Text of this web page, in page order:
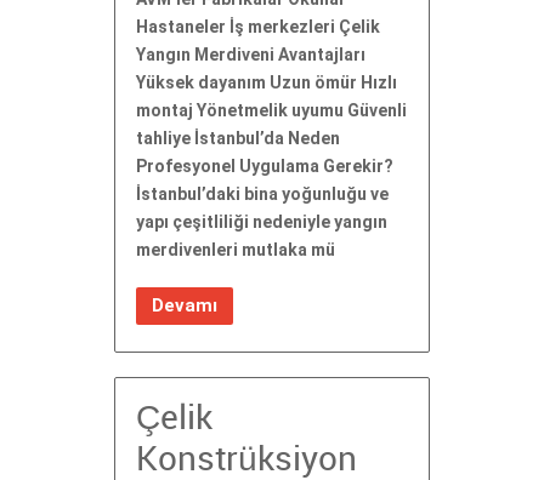
Hastaneler İş merkezleri Çelik
Yangın Merdiveni Avantajları
Yüksek dayanım Uzun ömür Hızlı
montaj Yönetmelik uyumu Güvenli
tahliye İstanbul’da Neden
Profesyonel Uygulama Gerekir?
İstanbul’daki bina yoğunluğu ve
yapı çeşitliliği nedeniyle yangın
merdivenleri mutlaka mü
Devamı
Çelik
Konstrüksiyon